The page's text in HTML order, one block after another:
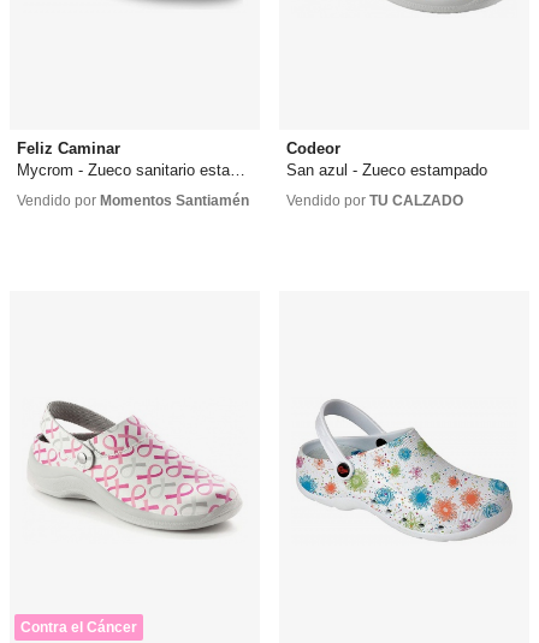
Feliz Caminar
Mycrom - Zueco sanitario estampado
42,89 €
desde 33,50 €
Vendido por Momentos Santiamén
Codeor
San azul - Zueco estampado
42,00 €
desde 58,00 €
Vendido por TU CALZADO
Contra el Cáncer